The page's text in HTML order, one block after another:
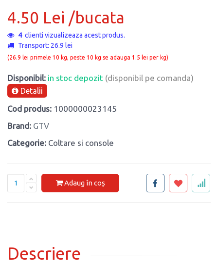
4.50 Lei /bucata
4clienti vizualizeaza acest produs.
Transport: 26.9 lei
(26.9 lei primele 10 kg, peste 10 kg se adauga 1.5 lei per kg)
Disponibil: in stoc depozit (disponibil pe comanda)
Detalii
Cod produs: 1000000023145
Brand: GTV
Categorie: Coltare si console
Adaug în coș
Descriere